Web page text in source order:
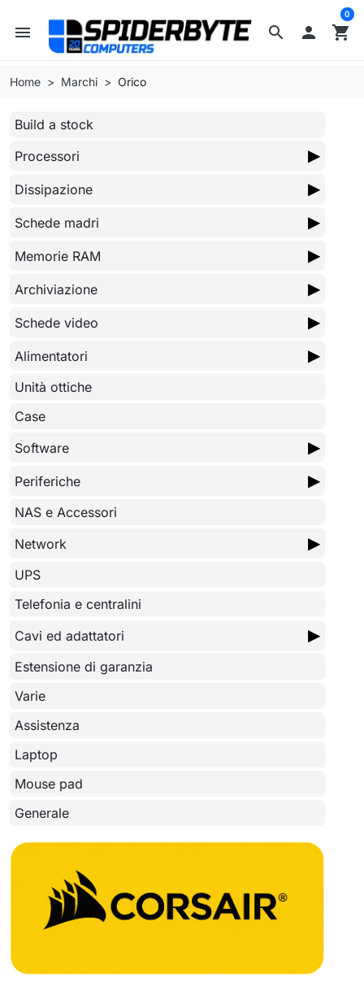
search
menu  shopping_cart
0
Home Marchi Orico
Build a stock
Processori
▶
Dissipazione ▶
Schede madri ▶
Memorie RAM ▶
Archiviazione ▶
Schede video ▶
Alimentatori ▶
Unità ottiche
Case
Software
▶
Periferiche ▶
NAS e Accessori
Network
▶
UPS
Telefonia e centralini
Cavi ed adattatori
▶
Estensione di garanzia
Varie
Assistenza
Laptop
Mouse pad
Generale